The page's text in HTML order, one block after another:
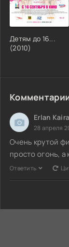
Детям до 16...
(2010)
Erlan
28 апреля
Очень крутой
просто огонь,
Ответить